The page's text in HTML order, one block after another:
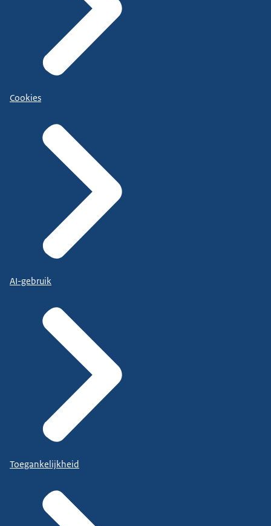
Cookies
AI-gebruik
Toegankelijkheid